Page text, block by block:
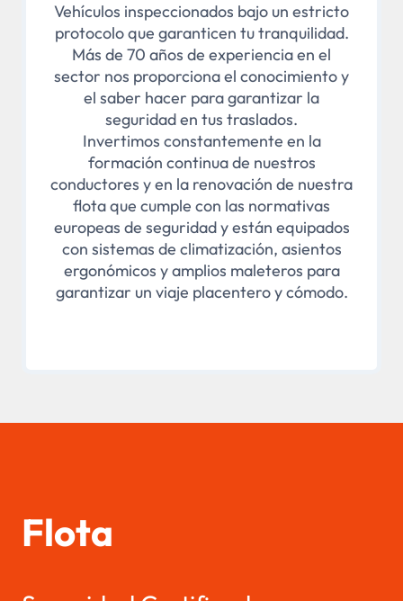
Vehículos inspeccionados bajo un estricto
protocolo que garanticen tu tranquilidad.
Más de 70 años de experiencia en el
sector nos proporciona el conocimiento y
el saber hacer para garantizar la
seguridad en tus traslados.
Invertimos constantemente en la
formación continua de nuestros
conductores y en la renovación de nuestra
flota que cumple con las normativas
europeas de seguridad y están equipados
con sistemas de climatización, asientos
ergonómicos y amplios maleteros para
garantizar un viaje placentero y cómodo.
Flota